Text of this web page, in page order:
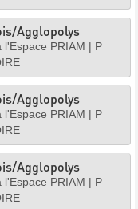
Agglopolys
l'Espace PRIAM | P
Agglopolys
l'Espace PRIAM | P
Agglopolys
l'Espace PRIAM | P